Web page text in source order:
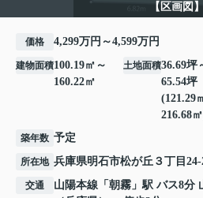
【区画図】
価格 4,299万円～4,599万円
建物面積100.19㎡～
160.22㎡
土地面積36.69坪
65.54坪
(121.29
216.68
築年数 予定
所在地 兵庫県明石市松が丘 ３丁目24-
交通 山陽本線 「 朝霧 」駅 バス8分